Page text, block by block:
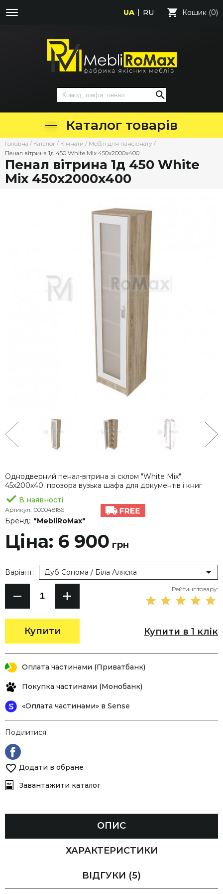
UA RU Кошик (0)
Каталог товарів
Головна / Каталог / Кімнати / Меблі для пансіонату /
Пенал вітрина 1д 450 White Mix 450х2000х400
Пенал вітрина 1д 450 White
Mix 450х2000х400
Однодверний пенал-вітрина зі склом "White Mix"
45х200х40, прозора вузька шафа для документів і книг
В наявності
Артикул: 000048186
Бренд: "MebliRoMax"
Ціна: 6 900 грн
Купити
Варіант: Дуб Сонома / Біла Аляска
Рейтинг товару:
Купити в 1 клік
Оплата частинами (Приватбанк)
Покупка частинами (Монобанк)
«Оплата частинами» в Sense
Поділитися:
Додати в обране
Завантажити каталог
ОПИС
ХАРАКТЕРИСТИКИ
ВІДГУКИ (5)